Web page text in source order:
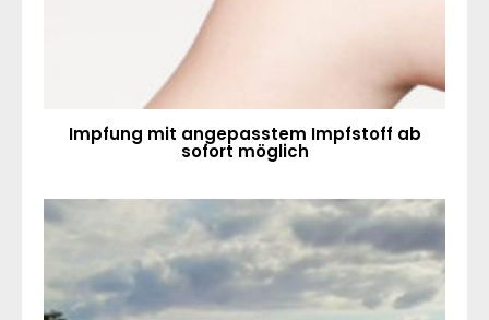
Impfung mit angepasstem Impfstoff ab
sofort möglich